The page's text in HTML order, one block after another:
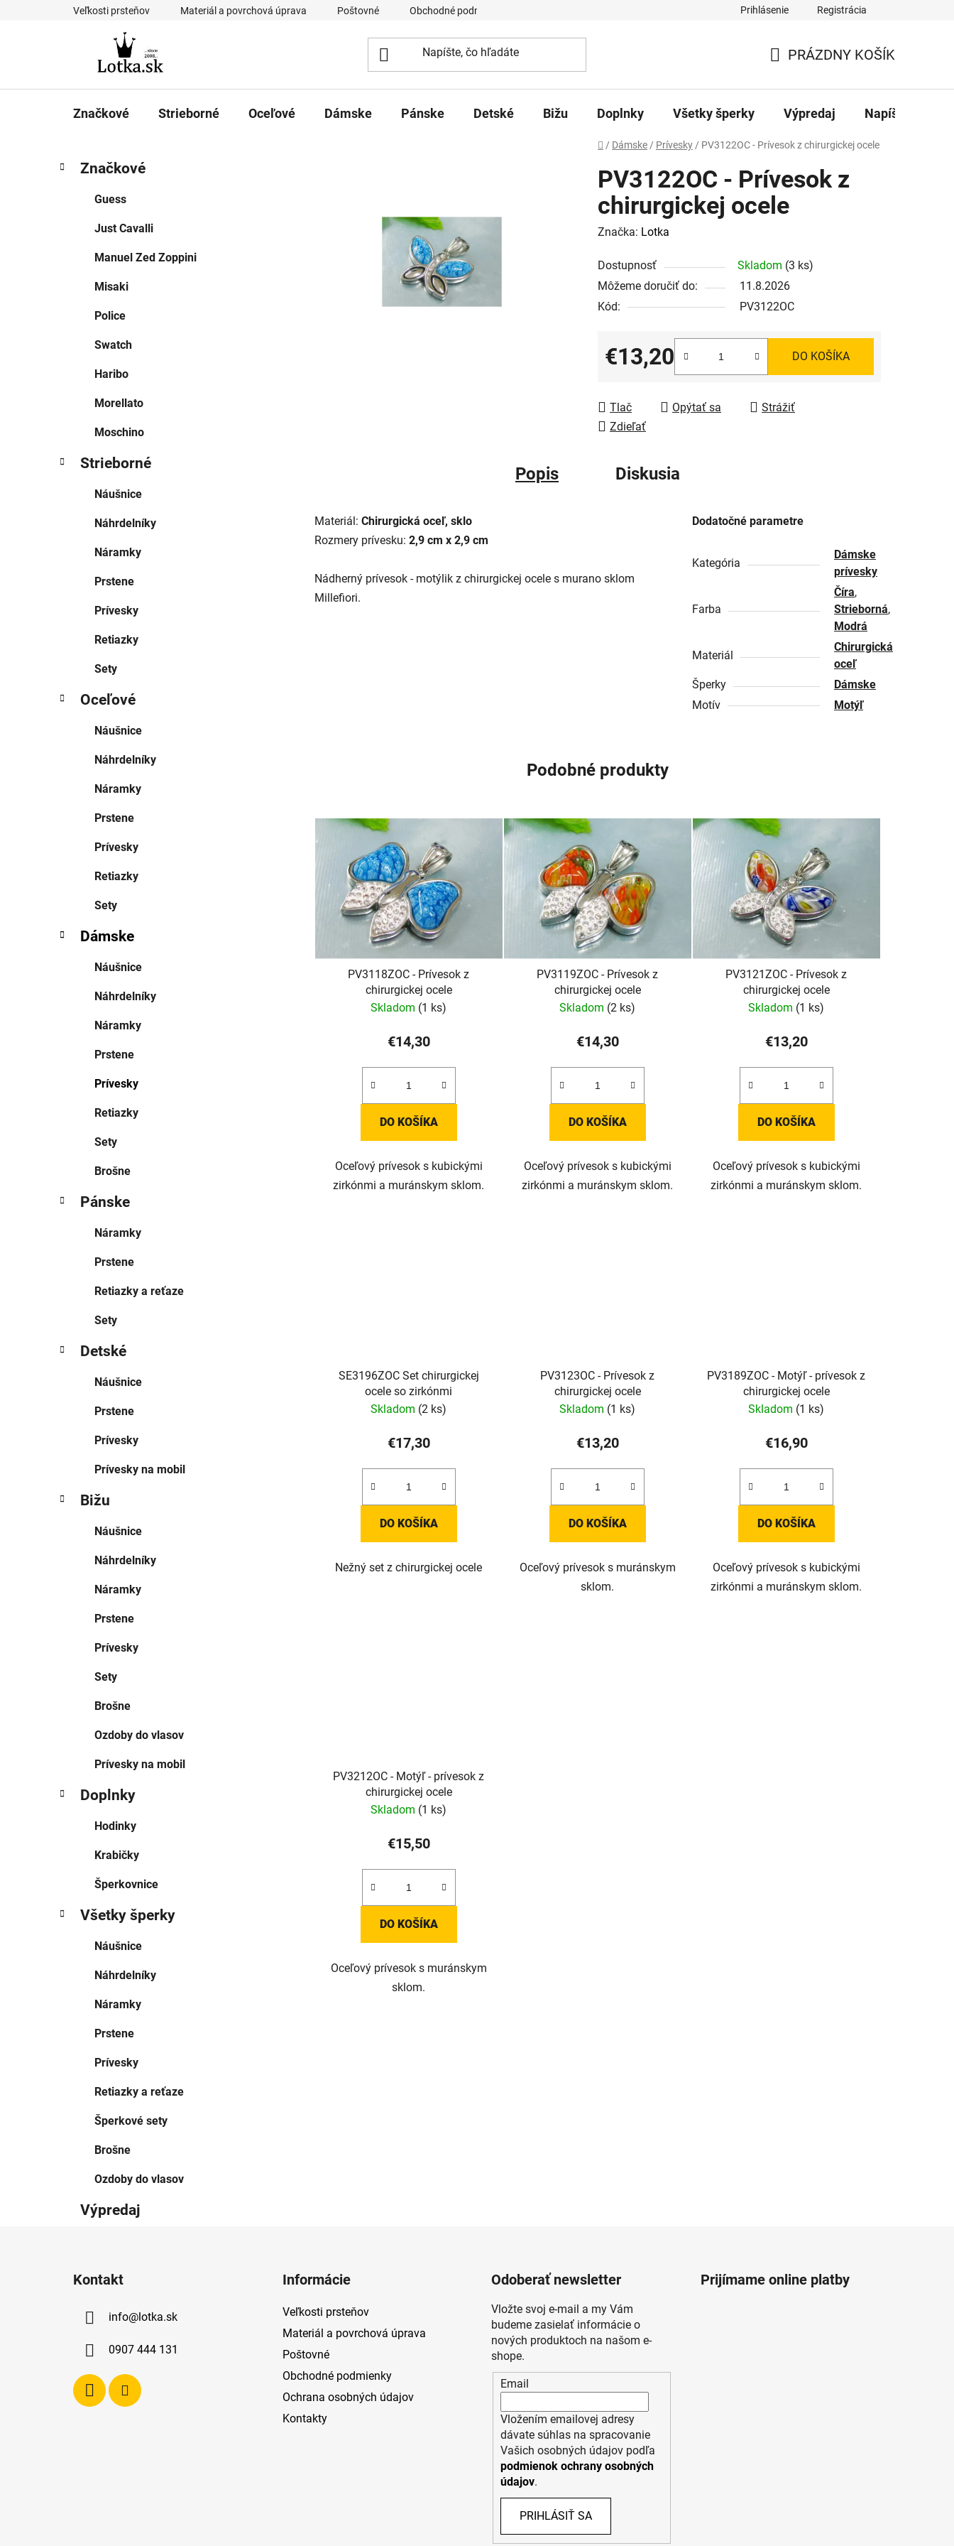
Veľkosti prsteňov Materiál a povrchová úprava Poštovné Obchodné podmienky Prihlásenie Registrácia
KOŠÍK
PRÁZDNY KOŠÍK
Značkové Strieborné Oceľové Dámske Pánske Detské Bižu Doplnky Všetky šperky Výpredaj Napíšte nám
Domov
/ Dámske / Prívesky / PV3122OC - Prívesok z chirurgickej ocele
B
kategórie
a
Značkové
Guess
Just Cavalli
Manuel Zed Zoppini
Misaki
Police
Swatch
Haribo
Morellato
Moschino
Strieborné
Náušnice
Náhrdelníky
Náramky
Prstene
Prívesky
Retiazky
Sety
Oceľové
Náušnice
Náhrdelníky
Náramky
Prstene
Prívesky
Retiazky
Sety
Dámske
Náušnice
Náhrdelníky
Náramky
Prstene
Prívesky
Retiazky
Sety
Brošne
Pánske
Náramky
Prstene
Retiazky a reťaze
Sety
Detské
Náušnice
Prstene
Prívesky
Prívesky na mobil
Bižu
Náušnice
Náhrdelníky
Náramky
Prstene
Prívesky
Sety
Brošne
Ozdoby do vlasov
Prívesky na mobil
Doplnky
Hodinky
Krabičky
Šperkovnice
Všetky šperky
Náušnice
Náhrdelníky
Náramky
Prstene
Prívesky
Retiazky a reťaze
Šperkové sety
Brošne
Ozdoby do vlasov
Výpredaj
PV3122OC - Prívesok z
chirurgickej ocele
Značka: Lotka
Dostupnosť Skladom (3 ks)
Môžeme doručiť do:
11.8.2026
Kód:
PV3122OC
€13,20
Jednotková cena:
DO KOŠÍKA
Tlač Opýtať sa
Strážiť
Zdieľať
Popis Diskusia
Materiál: Chirurgická oceľ, sklo
Rozmery prívesku: 2,9 cm x 2,9 cm
Nádherný prívesok - motýlik z chirurgickej ocele s murano sklom
Millefiori.
Dodatočné parametre
Kategória
Dámske
prívesky
Farba
Číra,
Strieborná,
Modrá
Materiál
Chirurgická
oceľ
Šperky
Dámske
Motív
Motýľ
Podobné produkty
PV3118ZOC - Prívesok z
chirurgickej ocele
Skladom (1 ks)
€14,30
DO KOŠÍKA
Oceľový prívesok s kubickými
zirkónmi a muránskym sklom.
PV3119ZOC - Prívesok z
chirurgickej ocele
Skladom (2 ks)
€14,30
DO KOŠÍKA
Oceľový prívesok s kubickými
zirkónmi a muránskym sklom.
PV3121ZOC - Prívesok z
chirurgickej ocele
Skladom (1 ks)
€13,20
DO KOŠÍKA
Oceľový prívesok s kubickými
zirkónmi a muránskym sklom.
SE3196ZOC Set chirurgickej
ocele so zirkónmi
Skladom (2 ks)
€17,30
DO KOŠÍKA
Nežný set z chirurgickej ocele
PV3123OC - Prívesok z
chirurgickej ocele
Skladom (1 ks)
€13,20
DO KOŠÍKA
Oceľový prívesok s muránskym
sklom.
PV3189ZOC - Motýľ - prívesok z
chirurgickej ocele
Skladom (1 ks)
€16,90
DO KOŠÍKA
Oceľový prívesok s kubickými
zirkónmi a muránskym sklom.
PV3212OC - Motýľ - prívesok z
chirurgickej ocele
Skladom (1 ks)
€15,50
DO KOŠÍKA
Oceľový prívesok s muránskym
sklom.
Kontakt
info@lotka.sk
0907 444 131
Informácie
Veľkosti prsteňov
Materiál a povrchová úprava
Poštovné
Obchodné podmienky
Ochrana osobných údajov
Kontakty
Odoberať newsletter
Vložte svoj e-mail a my Vám
budeme zasielať informácie o
nových produktoch na našom e-
shope.
Email
Vložením emailovej adresy
dávate súhlas na spracovanie
Vašich osobných údajov podľa
podmienok ochrany osobných
údajov.
PRIHLÁSIŤ SA
Prijímame online platby